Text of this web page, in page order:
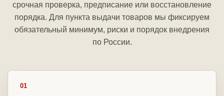
срочная проверка, предписание или восстановление
порядка. Для пункта выдачи товаров мы фиксируем
обязательный минимум, риски и порядок внедрения
по России.
01